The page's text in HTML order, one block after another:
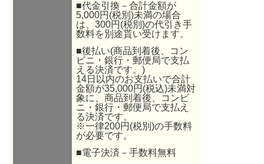
■代金引換－合計金額が
5,000円(税別)未満の場合
は、300円(税別)の代引き手
数料を別途貰い受けます。
■後払い(商品到着後、コン
ビニ・銀行・郵便局で支払
える決済です。)
14日以内のお支払いで合計
金額が35,000円(税込)未満対
象に、商品到着後、コンビ
ニ・銀行・郵便局で支払え
る決済です。
※一律200円(税別)の手数料
が必要です。
■電子決済－手数料無料